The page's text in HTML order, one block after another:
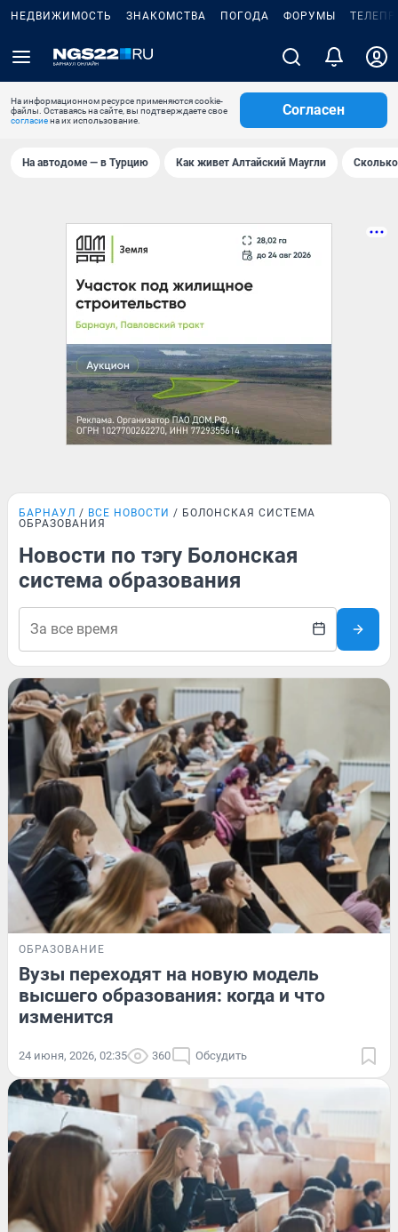
НЕДВИЖИМОСТЬ ЗНАКОМСТВА ПОГОДА ФОРУМЫ
На информационном ресурсе применяются cookie-
файлы. Оставаясь на сайте, вы подтверждаете свое
согласиена их использование.
Согласен
На автодоме — в Турцию Как живет Алтайский Маугли
БАРНАУЛ ВСЕ НОВОСТИ
БОЛОНСКАЯ СИСТЕМА
ОБРАЗОВАНИЯ
Новости по тэгу Болонская
система образования
ОБРАЗОВАНИЕ
Вузы переходят на новую модель
высшего образования: когда и что
изменится
24 июня, 2026, 02:35 360 Обсудить